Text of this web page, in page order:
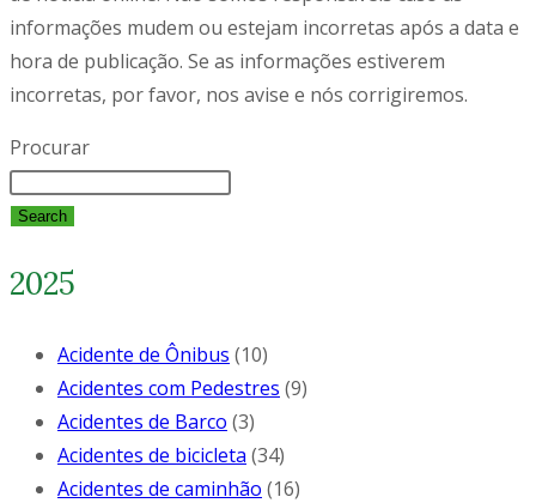
informações mudem ou estejam incorretas após a data e
hora de publicação. Se as informações estiverem
incorretas, por favor, nos avise e nós corrigiremos.
Procurar
Search
2025
Acidente de Ônibus (10)
Acidentes com Pedestres (9)
Acidentes de Barco (3)
Acidentes de bicicleta (34)
Acidentes de caminhão (16)